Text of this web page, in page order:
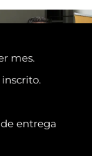
mes.
entrega